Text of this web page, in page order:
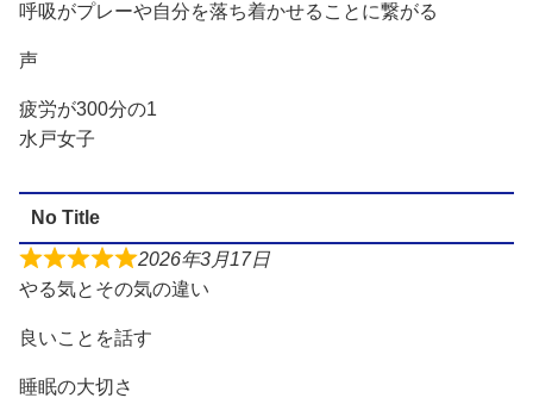
呼吸がプレーや自分を落ち着かせることに繋がる
声
疲労が300分の1
水戸女子
No Title
2026年3月17日
やる気とその気の違い
良いことを話す
睡眠の大切さ